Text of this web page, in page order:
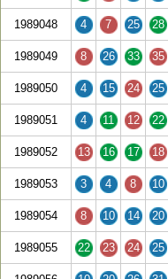
1989048 4 7 25 28
1989049 8 26 33 35
1989050 4 15 24 25
1989051 4 11 12 22
1989052 13 16 17 18
1989053 3 4 8 10
1989054 8 10 14 20
1989055 22 23 24 25